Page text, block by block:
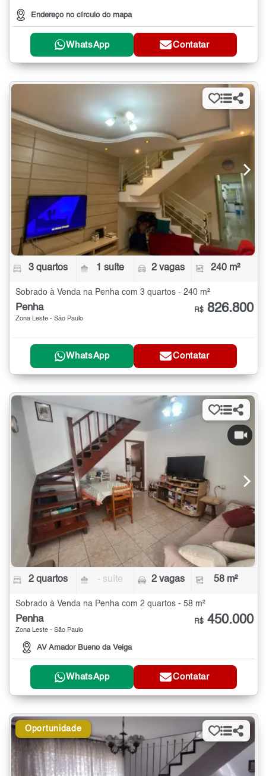
Endereço no círculo do mapa
WhatsApp Contatar
3 quartos 1 suíte 2 vagas 240 m²
Sobrado à Venda na Penha com 3 quartos - 240 m²
Penha
Zona Leste - São Paulo
R$ 826.800
WhatsApp Contatar
2 quartos - suíte 2 vagas 58 m²
Sobrado à Venda na Penha com 2 quartos - 58 m²
Penha
Zona Leste - São Paulo
AV Amador Bueno da Veiga
R$ 450.000
WhatsApp Contatar
Oportunidade